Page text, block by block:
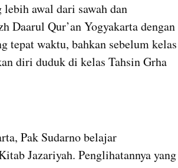
awal dari sawah dan
Daarul Qur’an Yogyakarta dengan
tepat waktu, bahkan sebelum kelas
diri duduk di kelas Tahsin Grha
Pak Sudarno belajar
Jazariyah. Penglihatannya yang